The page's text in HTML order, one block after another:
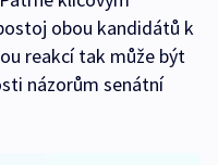
obou kandidátů k
reakcí tak může být
názorům senátní